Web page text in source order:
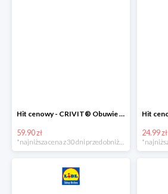
Hit cenowy - CRIVIT® Obuwie dziewczęce sportowe i na co dzień, 1 para
59.90 zł 24.99 zł